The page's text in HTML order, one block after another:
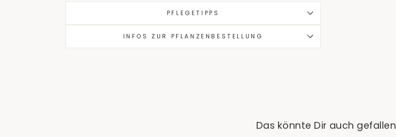
PFLEGETIPPS
INFOS ZUR PFLANZENBESTELLUNG
Das könnte Dir auch gefallen